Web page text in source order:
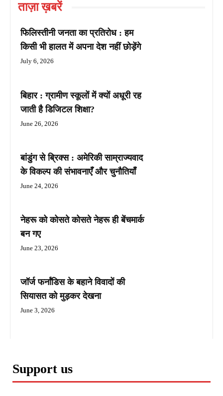
ताज़ा ख़बरें
फिलिस्तीनी जनता का प्रतिरोध : हम
किसी भी हालत में अपना देश नहीं छोड़ेंगे
July 6, 2026
बिहार : ग्रामीण स्कूलों में क्यों अधूरी रह
जाती है डिजिटल शिक्षा?
June 26, 2026
बांडुंग से ब्रिक्स : अमेरिकी साम्राज्यवाद
के विकल्प की संभावनाएँ और चुनौतियाँ
June 24, 2026
नेहरू को कोसते कोसते नेहरू ही बेंचमार्क
बन गए
June 23, 2026
जॉर्ज फर्नांडिस के बहाने विवादों की
सियासत को मुड़कर देखना
June 3, 2026
Support us